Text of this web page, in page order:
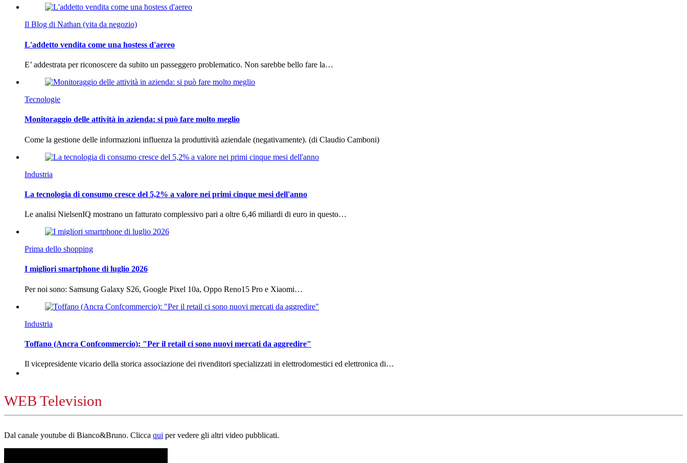
Il Blog di Nathan (vita da negozio)
L'addetto vendita come una hostess d'aereo
E’ addestrata per riconoscere da subito un passeggero problematico. Non sarebbe bello fare la…
Tecnologie
Monitoraggio delle attività in azienda: si può fare molto meglio
Come la gestione delle informazioni influenza la produttività aziendale (negativamente). (di Claudio Camboni)
Industria
La tecnologia di consumo cresce del 5,2% a valore nei primi cinque mesi dell'anno
Le analisi NielsenIQ mostrano un fatturato complessivo pari a oltre 6,46 miliardi di euro in questo…
Prima dello shopping
I migliori smartphone di luglio 2026
Per noi sono: Samsung Galaxy S26, Google Pixel 10a, Oppo Reno15 Pro e Xiaomi…
Industria
Toffano (Ancra Confcommercio): "Per il retail ci sono nuovi mercati da aggredire"
Il vicepresidente vicario della storica associazione dei rivenditori specializzati in elettrodomestici ed elettronica di…
WEB Television
Dal canale youtube di Bianco&Bruno. Clicca qui per vedere gli altri video pubblicati.